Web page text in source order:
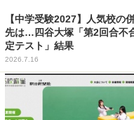
【中学受験2027】人気校の
先は…四谷大塚「第2回合不
定テスト」結果
2026.7.16